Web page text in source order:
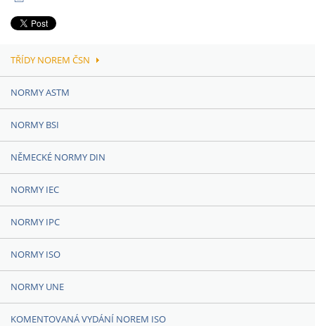
TŘÍDY NOREM ČSN
NORMY ASTM
NORMY BSI
NĚMECKÉ NORMY DIN
NORMY IEC
NORMY IPC
NORMY ISO
NORMY UNE
KOMENTOVANÁ VYDÁNÍ NOREM ISO